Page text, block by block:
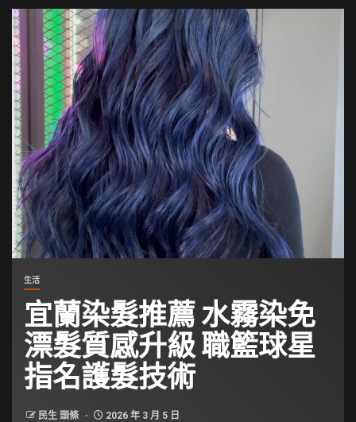
生活
宜蘭染髮推薦 水霧染免
漂髮質感升級 職籃球星
指名護髮技術
民生 頭條 2026 年 3 月 5 日